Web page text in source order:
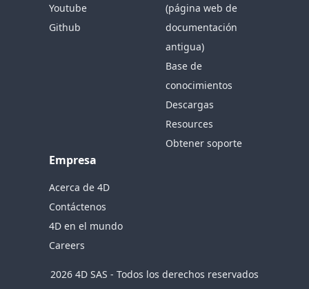
Youtube
Github
(página web de
documentación
antigua)
Base de
conocimientos
Descargas
Resources
Obtener soporte
Empresa
Acerca de 4D
Contáctenos
4D en el mundo
Careers
2026 4D SAS - Todos los derechos reservados